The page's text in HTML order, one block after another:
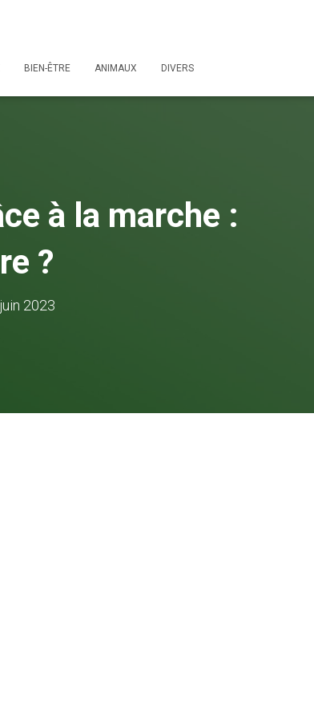
BIEN-ÊTRE ANIMAUX DIVERS
à la marche :
?
2023